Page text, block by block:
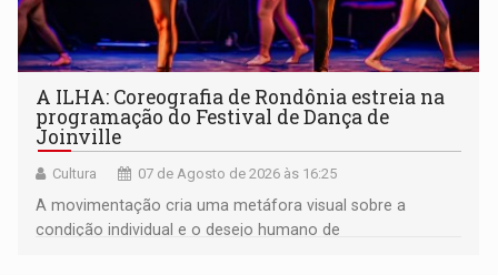
A ILHA: Coreografia de Rondônia estreia na
programação do Festival de Dança de
Joinville
Cultura 07 de Agosto de 2026 às 16:25
A movimentação cria uma metáfora visual sobre a
condição individual e o desejo humano de